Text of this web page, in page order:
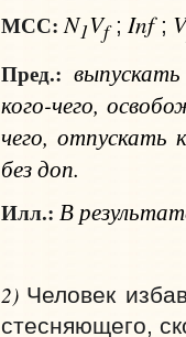
МСС: N1Vf; Inf; V
Пред.:
кого-чего,
чего, отпускать
без доп.
Илл.: В
2) Человек
стесняющего,